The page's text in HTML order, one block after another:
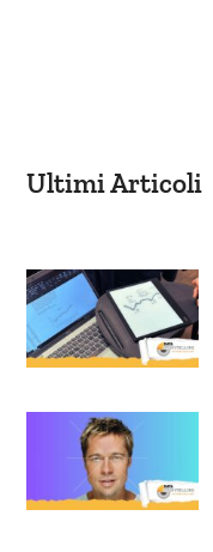
Ultimi Articoli